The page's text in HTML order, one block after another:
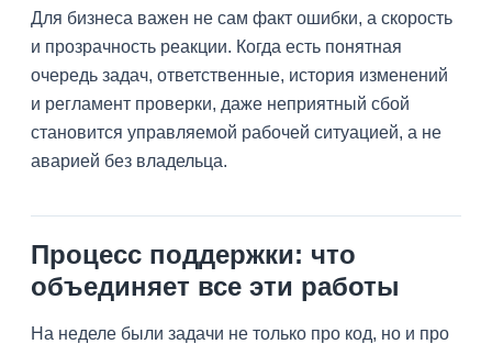
Для бизнеса важен не сам факт ошибки, а скорость
и прозрачность реакции. Когда есть понятная
очередь задач, ответственные, история изменений
и регламент проверки, даже неприятный сбой
становится управляемой рабочей ситуацией, а не
аварией без владельца.
Процесс поддержки: что
объединяет все эти работы
На неделе были задачи не только про код, но и про